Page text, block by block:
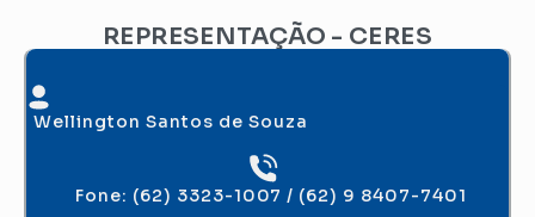
REPRESENTAÇÃO - CERES
Wellington Santos de Souza
Fone: (62) 3323-1007 / (62) 9 8407-7401